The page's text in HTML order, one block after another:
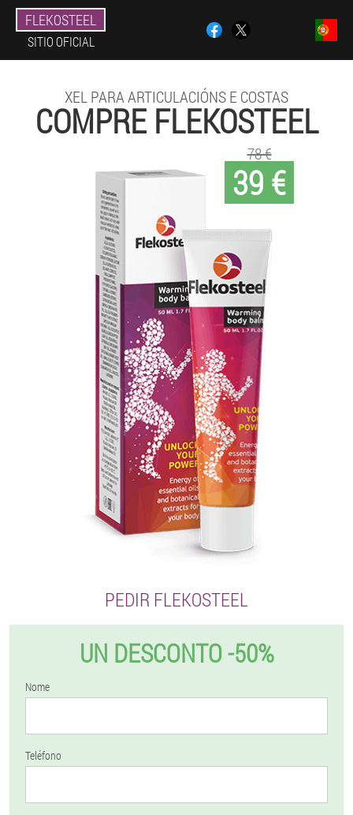
FLEKOSTEEL
SITIO OFICIAL
XEL PARA ARTICULACIÓNS E COSTAS
COMPRE FLEKOSTEEL
39 €
78 €
PEDIR FLEKOSTEEL
UN DESCONTO -50%
Nome
Teléfono